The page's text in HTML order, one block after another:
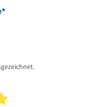
*
5 von 5 Sternen